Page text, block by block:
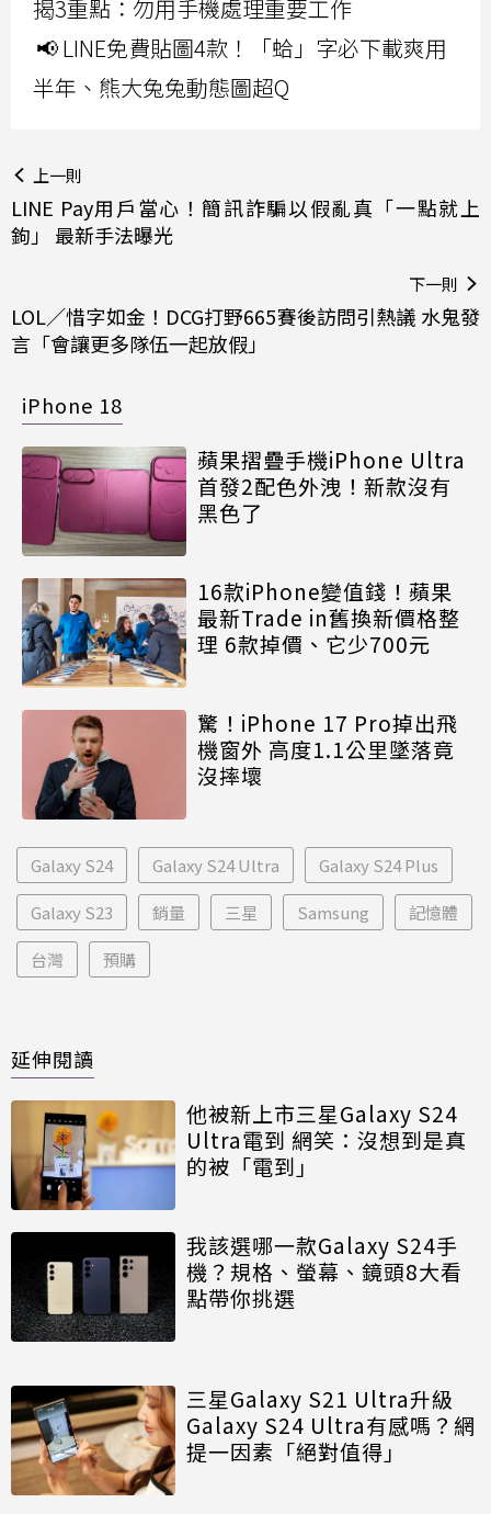
揭3重點：勿用手機處理重要工作
📢 LINE免費貼圖4款！「蛤」字必下載爽用
半年、熊大兔兔動態圖超Q
上一則
LINE Pay用戶當心！簡訊詐騙以假亂真「一點就上
鉤」 最新手法曝光
下一則
LOL／惜字如金！DCG打野665賽後訪問引熱議 水鬼發
言「會讓更多隊伍一起放假」
iPhone 18
蘋果摺疊手機iPhone Ultra
首發2配色外洩！新款沒有
黑色了
16款iPhone變值錢！蘋果
最新Trade in舊換新價格整
理 6款掉價、它少700元
驚！iPhone 17 Pro掉出飛
機窗外 高度1.1公里墜落竟
沒摔壞
Galaxy S24 Galaxy S24 Ultra Galaxy S24 Plus
Galaxy S23 銷量 三星 Samsung 記憶體
台灣 預購
延伸閱讀
他被新上市三星Galaxy S24
Ultra電到 網笑：沒想到是真
的被「電到」
我該選哪一款Galaxy S24手
機？規格、螢幕、鏡頭8大看
點帶你挑選
三星Galaxy S21 Ultra升級
Galaxy S24 Ultra有感嗎？網
提一因素「絕對值得」